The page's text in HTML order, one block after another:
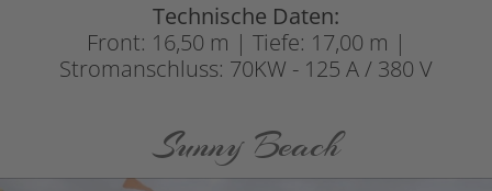
Technische Daten:
Front: 16,50 m | Tiefe: 17,00 m |
Stromanschluss: 70KW - 125 A / 380 V
Sunny Beach